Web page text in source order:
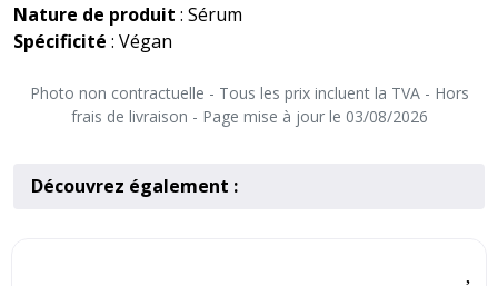
Nature de produit : Sérum
Spécificité : Végan
Photo non contractuelle - Tous les prix incluent la TVA - Hors
frais de livraison - Page mise à jour le 03/08/2026
Découvrez également :